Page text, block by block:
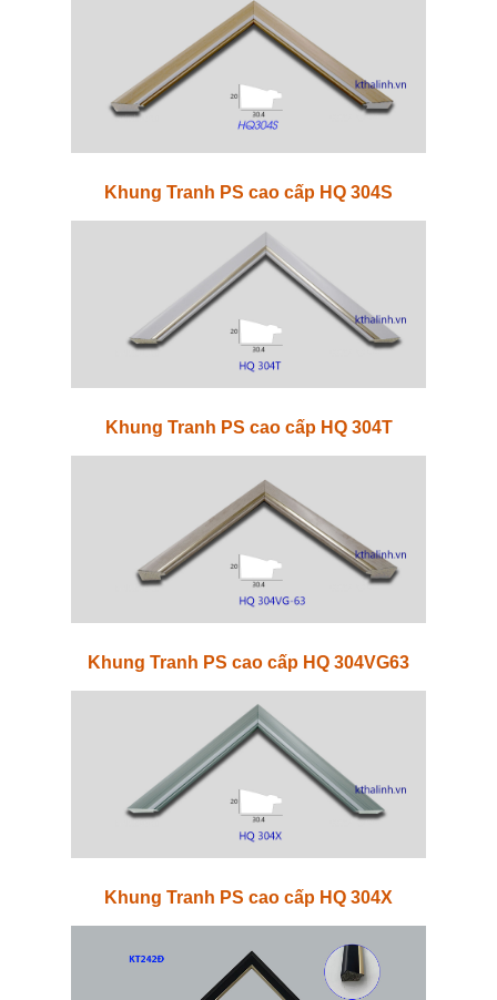
Khung Tranh PS cao cấp HQ 304S
Khung Tranh PS cao cấp HQ 304T
Khung Tranh PS cao cấp HQ 304VG63
Khung Tranh PS cao cấp HQ 304X